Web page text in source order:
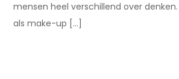
mensen heel verschillend over
als make-up […]